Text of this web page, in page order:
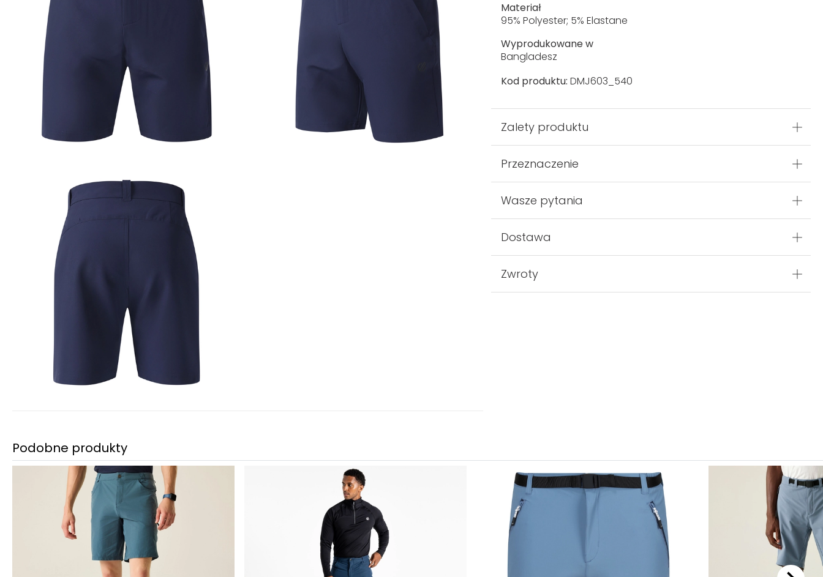
Materiał
95% Polyester; 5% Elastane
Wyprodukowane w
Bangladesz
Kod produktu: DMJ603_540
Zalety produktu
Przeznaczenie
Wasze pytania
Dostawa
Zwroty
Podobne produkty